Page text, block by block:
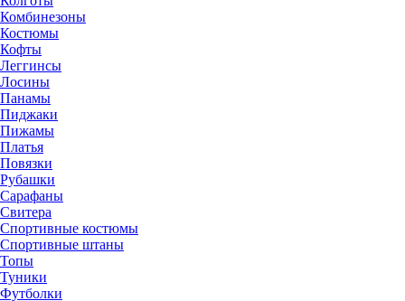
Комбинезоны
Костюмы
Кофты
Леггинсы
Лосины
Панамы
Пиджаки
Пижамы
Платья
Повязки
Рубашки
Сарафаны
Свитера
Спортивные костюмы
Спортивные штаны
Топы
Туники
Футболки